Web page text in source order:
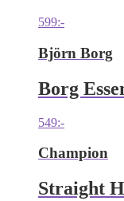
599:-
Björn Borg
Borg
549:-
Champion
Straight